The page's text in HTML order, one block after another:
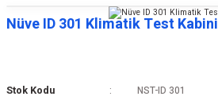
Nüve ID 301 Klimatik Test Kabini
Stok Kodu NST-ID 301